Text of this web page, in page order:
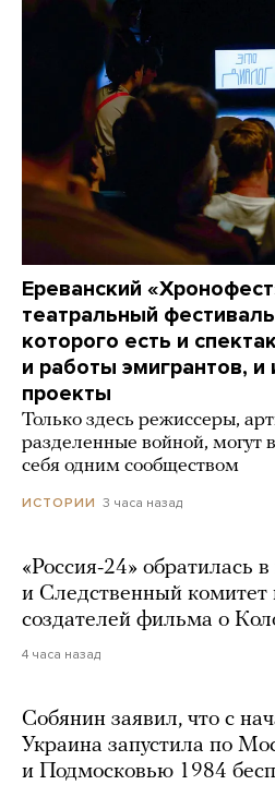
Ереванский
театральный
которого есть и
и работы эмигрантов, и
проекты
Только здесь режиссеры,
разделенные войной, могут
себя одним сообществом
ИСТОРИИ 3 часа назад
«Россия-24» обратилась
и Следственный комитет
создателей фильма о
4 часа назад
Собянин заявил, что с
Украина запустила по
и Подмосковью 1984